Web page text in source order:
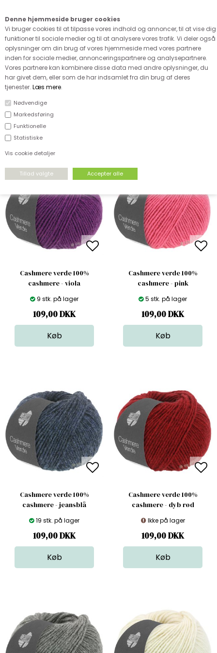
Denne hjemmeside bruger cookies
Vi bruger cookies til at tilpasse vores indhold og annoncer, til at vise dig
funktioner til sociale medier og til at analysere vores trafik. Vi deler også
oplysninger om din brug af vores hjemmeside med vores partnere
inden for sociale medier, annonceringspartnere og analysepartnere.
Vores partnere kan kombinere disse data med andre oplysninger, du
har givet dem, eller som de har indsamlet fra din brug af deres
tjenester. Læs mere.
Nødvendige
Markedsføring
Funktionelle
Statistiske
Vis cookie detaljer
FORSIDE›GARN›LANA GROSSA
Sorter efter...
Cashmere verde 100%
cashmere - viola
9 stk. på lager
109,00DKK
Cashmere verde 100%
cashmere - pink
5 stk. på lager
109,00DKK
Cashmere verde 100%
cashmere - jeansblå
19 stk. på lager
109,00DKK
Cashmere verde 100%
cashmere - dyb rød
Ikke på lager
109,00DKK